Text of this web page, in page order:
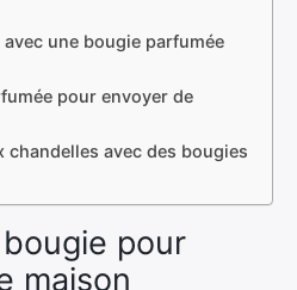
une bougie parfumée
pour envoyer de
chandelles avec des bougies
pour
maison